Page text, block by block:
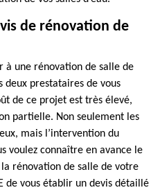
de rénovation de
à une rénovation de salle de
deux prestataires de vous
de ce projet est très élevé,
partielle. Non seulement les
mais l’intervention du
voulez connaître en avance le
rénovation de salle de votre
de vous établir un devis détaillé